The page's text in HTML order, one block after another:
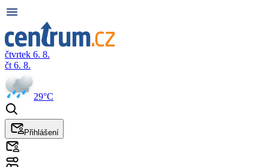
čtvrtek 6. 8.
čt 6. 8.
29°C
Přihlášení